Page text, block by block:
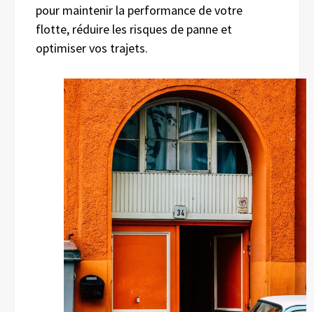
pour maintenir la performance de votre
flotte, réduire les risques de panne et
optimiser vos trajets.